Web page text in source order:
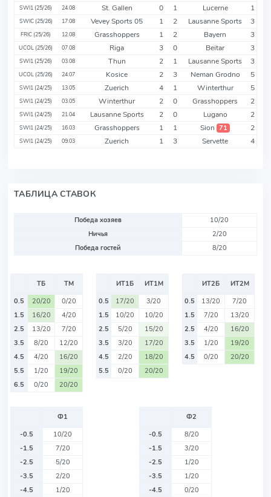
SWI1 (25/26) 24.08 St. Gallen 0 1 Lucerne 1
SWIC (25/26) 17.08 Vevey Sports 05 1 2 Lausanne Sports 3
FRIC (25/26) 12.08 Grasshoppers 1 2 Bayern 3
UCOL (25/26) 07.08 Riga 3 0 Beitar 3
SWI1 (25/26) 03.08 Thun 2 1 Lausanne Sports 3
UCOL (25/26) 24.07 Kosice 2 3 Neman Grodno 5
SWI1 (24/25) 13.05 Zuerich 4 1 Winterthur 5
SWI1 (24/25) 03.05 Winterthur 2 0 Grasshoppers 2
SWI1 (24/25) 21.04 Lausanne Sports 2 0 Lugano 2
SWI1 (24/25) 16.03 Grasshoppers 1 1 Sion 71 2
SWI1 (24/25) 09.03 Zuerich 1 3 Servette 4
ТАБЛИЦА СТАВОК
Победа хозяев
10/20
Ничья
2/20
Победа гостей
8/20
ТБ
ТМ
0.5
20/20
0/20
1.5
16/20
4/20
2.5
13/20
7/20
3.5
8/20
12/20
4.5
4/20
16/20
5.5
1/20
19/20
6.5
0/20 20/20
ИТ1Б
ИТ1М
0.5
17/20
3/20
1.5
10/20
10/20
2.5
5/20
15/20
3.5
3/20
17/20
4.5
2/20
18/20
5.5
0/20 20/20
ИТ2Б
ИТ2М
0.5
13/20
7/20
1.5
7/20
13/20
2.5
4/20
16/20
3.5
1/20
19/20
4.5
0/20 20/20
Ф1
-0.5
10/20
-1.5
7/20
-2.5
5/20
-3.5
2/20
-4.5
1/20
Ф2
-0.5
8/20
-1.5
3/20
-2.5
1/20
-3.5
1/20
-4.5
0/20